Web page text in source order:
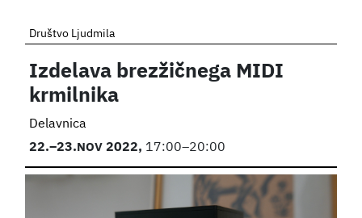
Društvo Ljudmila
Izdelava brezžičnega MIDI
krmilnika
Delavnica
22.–23. NOV2022, 17:00–20:00